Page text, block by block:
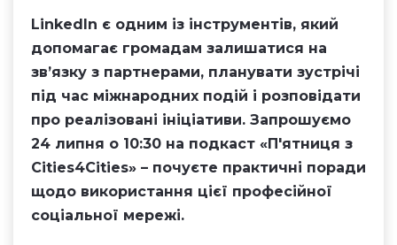
LinkedIn є одним із інструментів, який
допомагає громадам залишатися на
зв’язку з партнерами, планувати зустрічі
під час міжнародних подій і розповідати
про реалізовані ініціативи. Запрошуємо
24 липня о 10:30 на подкаст «П'ятниця з
Cities4Cities» – почуєте практичні поради
щодо використання цієї професійної
соціальної мережі.